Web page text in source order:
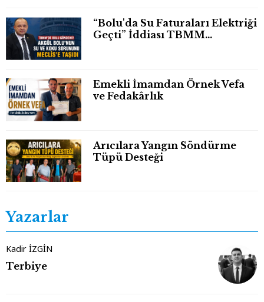
“Bolu'da Su Faturaları Elektriği
Geçti” İddiası TBMM
Emekli İmamdan Örnek Vefa
ve Fedakârlık
Arıcılara Yangın Söndürme
Tüpü Desteği
Yazarlar
Kadir İZGİN
Terbiye